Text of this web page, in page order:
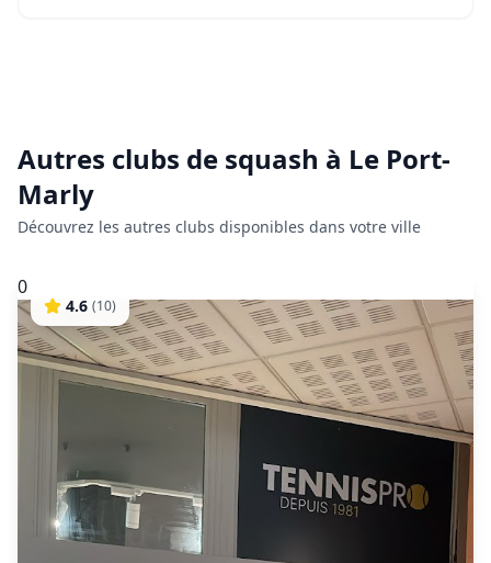
Autres clubs de squash à Le Port-
Marly
Découvrez les autres clubs disponibles dans votre ville
0
4.6 (10)